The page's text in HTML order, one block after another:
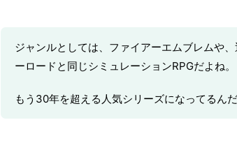
ジャンルとしては、ファイアーエムブレムや
ーロードと同じシミュレーションRPGだよね。
もう30年を超える人気シリーズになってるん